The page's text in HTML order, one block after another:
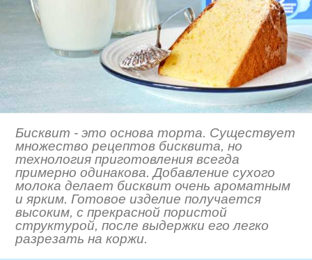
Бисквит - это основа торта. Существует
множество рецептов бисквита, но
технология приготовления всегда
примерно одинакова. Добавление сухого
молока делает бисквит очень ароматным
и ярким. Готовое изделие получается
высоким, с прекрасной пористой
структурой, после выдержки его легко
разрезать на коржи.